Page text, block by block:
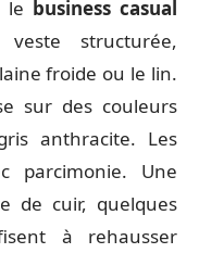
le business casual
structurée,
froide ou le lin.
sur des couleurs
anthracite. Les
parcimonie. Une
de cuir, quelques
à rehausser